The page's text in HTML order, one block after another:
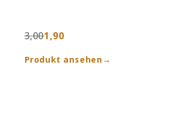
3,001,90
Produkt ansehen→